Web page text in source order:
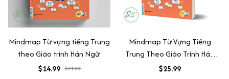
Mindmap Từ vựng tiếng Trung
theo Giáo trình Hán Ngữ
$14.99 $21.00
Mindmap Từ Vựng Tiếng
Trung Theo Giáo Trình Hán
Ngữ
$25.99